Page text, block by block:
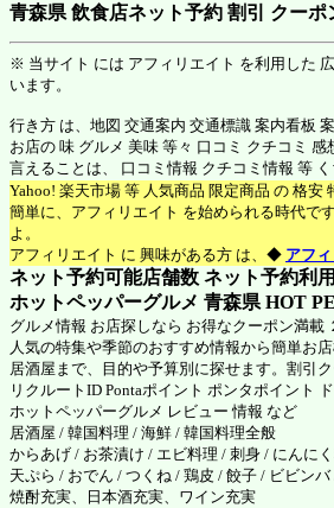
青森県 飲食店ネット予約 割引 クーポ
※ 当サイト には アフィリエイト を利用した
います。
行き方 は、地図 交通案内 交通標識 案内看板
お店の 味 グルメ 美味 等々 口コミ クチコミ
言えることは、 口コミ情報 クチコミ情報 等
Yahoo! 楽天市場 等 人気商品 限定商品 の 格
簡単に、アフィリエイト を始められる時代で
よ。
アフィリエイト に 興味がある方 は、◆ アフ
ネット予約可能店舗数 ネット予約利
ホットペッパーグルメ 青森県 HOT
グルメ情報 お店探しなら お得なクーポン満
人気の特集や季節のおすすめ情報から簡単お
居酒屋まで、目的や予算別に探せます。割引
リクルートID Pontaポイント ポンタポイント
ホットペッパーグルメ レビュー 情報 など
居酒屋 / 韓国料理 / 海鮮 / 韓国料理全般
からあげ / お茶漬け / エビ料理 / 刺身 / にんに
天ぷら / おでん / つくね / 鶏皮 / 餃子 / ビビン
焼酎充実、日本酒充実、ワイン充実